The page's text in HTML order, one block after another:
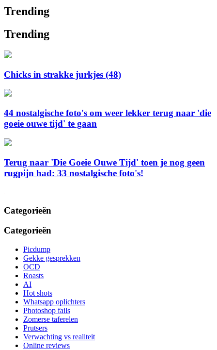
Trending
Trending
Chicks in strakke jurkjes (48)
44 nostalgische foto's om weer lekker terug naar 'die
goeie ouwe tijd' te gaan
Terug naar 'Die Goeie Ouwe Tijd' toen je nog geen
rugpijn had: 33 nostalgische foto's!
Categorieën
Categorieën
Picdump
Gekke gesprekken
OCD
Roasts
AI
Hot shots
Whatsapp oplichters
Photoshop fails
Zomerse taferelen
Prutsers
Verwachting vs realiteit
Online reviews